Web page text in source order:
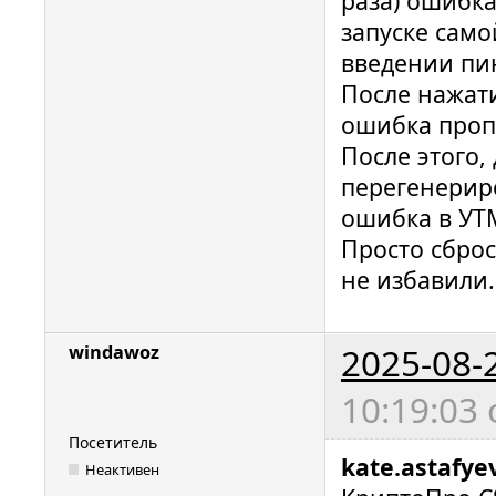
запуске
введении
После
ошибка
После
ошибка в
Просто
не избавили.
windawoz
2025-08-
10:19:03
Посетитель
Неактивен